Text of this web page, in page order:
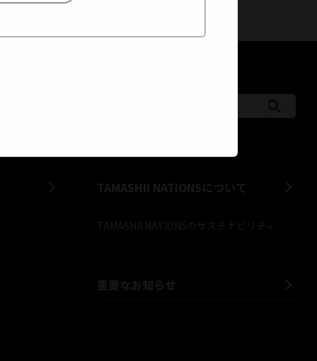
キーワードでサイト内
TAMASHII NATIONSについて
TAMASHII NATIONSのサステナビリティ
重要なお知らせ